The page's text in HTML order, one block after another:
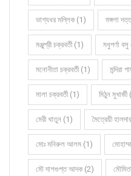
ভাগ্যধর মল্লিক (1) মঙ্গলা
মঞ্জুশ্রী চক্রবর্তী (1) মধুপর্ণা
মনোনীতা চক্রবর্তী (1) মন্দিরা
মালা চক্রবর্তী (1) মিঠুন
মেরী খাতুন (1) মৈত্রেয়ী
মোঃ মনিরুল আলম (1)
মৌ দাশগুপ্ত আদক (2)